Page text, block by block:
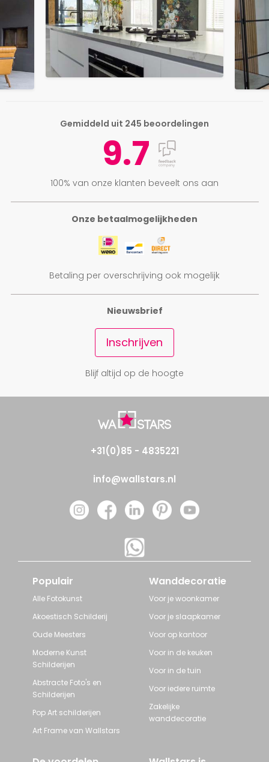
Onze betaalmogelijkheden
Betaling per overschrijving ook mogelijk
Gemiddeld uit 245 beoordelingen
9.7
100% van onze klanten beveelt ons aan
Nieuwsbrief
Inschrijven
Blijf altijd op de hoogte
+31(0)85 - 4835221
info@wallstars.nl
Populair
Alle Fotokunst
Akoestisch Schilderij
Oude Meesters
Moderne Kunst
Schilderijen
Abstracte Foto's en
Schilderijen
Pop Art schilderijen
Art Frame van Wallstars
Wanddecoratie
Voor je woonkamer
Voor je slaapkamer
Voor op kantoor
Voor in de keuken
Voor in de tuin
Voor iedere ruimte
Zakelijke
wanddecoratie